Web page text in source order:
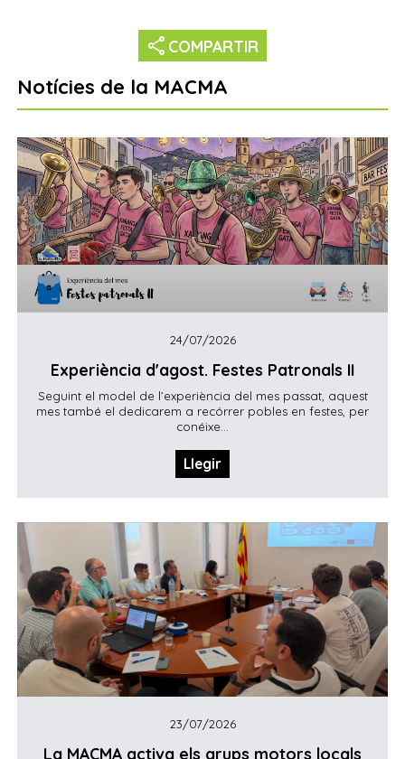
share COMPARTIR
Notícies de la MACMA
24/07/2026
Experiència d'agost. Festes Patronals II
Seguint el model de l’experiència del mes passat, aquest
mes també el dedicarem a recórrer pobles en festes, per
conéixe...
Llegir
23/07/2026
La MACMA activa els grups motors locals